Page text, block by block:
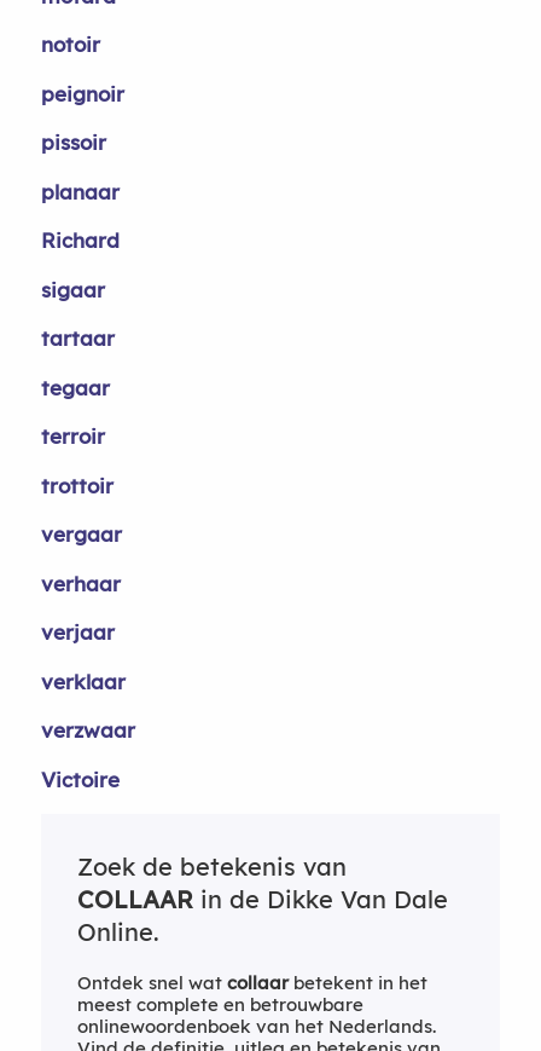
notoir
peignoir
pissoir
planaar
Richard
sigaar
tartaar
tegaar
terroir
trottoir
vergaar
verhaar
verjaar
verklaar
verzwaar
Victoire
Zoek de betekenis van
COLLAARin de Dikke Van Dale
Online.
Ontdek snel wat collaarbetekent in het
meest complete en betrouwbare
onlinewoordenboek van het Nederlands.